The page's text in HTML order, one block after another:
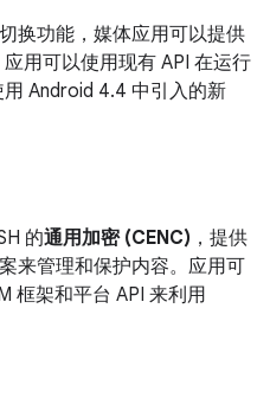
换功能，媒体应用可以提供
用可以使用现有 API 在运行
Android 4.4 中引入的新
的通用加密 (CENC) ，提供
来管理和保护内容。应用可
框架和平台 API 来利用